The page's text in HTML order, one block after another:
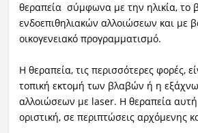
θεραπεία σύμφωνα με την ηλικία, το
ενδοεπιθηλιακών αλλοιώσεων και με
οικογενειακό προγραμματισμό.
Η θεραπεία, τις περισσότερες φορές,
τοπική εκτομή των βλαβών ή η
αλλοιώσεων με laser. Η θεραπεία αυτή
οριστική, σε περιπτώσεις αρχόμενης